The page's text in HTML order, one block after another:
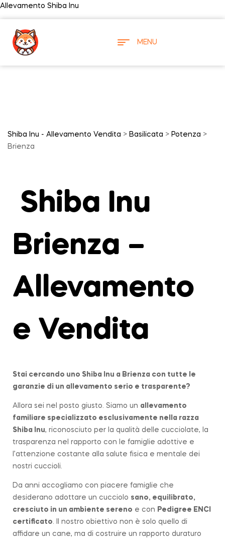
Allevamento Shiba Inu
MENU
Shiba Inu - Allevamento Vendita > Basilicata > Potenza >
Brienza
Shiba Inu
Brienza –
Allevamento
e Vendita
Stai cercando uno Shiba Inu a Brienza con tutte le
garanzie di un allevamento serio e trasparente?
Allora sei nel posto giusto. Siamo un allevamento
familiare specializzato esclusivamente nella razza
Shiba Inu, riconosciuto per la qualità delle cucciolate, la
trasparenza nel rapporto con le famiglie adottive e
l’attenzione costante alla salute fisica e mentale dei
nostri cuccioli.
Da anni accogliamo con piacere famiglie che
desiderano adottare un cucciolo sano, equilibrato,
cresciuto in un ambiente sereno e con Pedigree ENCI
certificato. Il nostro obiettivo non è solo quello di
affidare un cane, ma di costruire un rapporto duraturo